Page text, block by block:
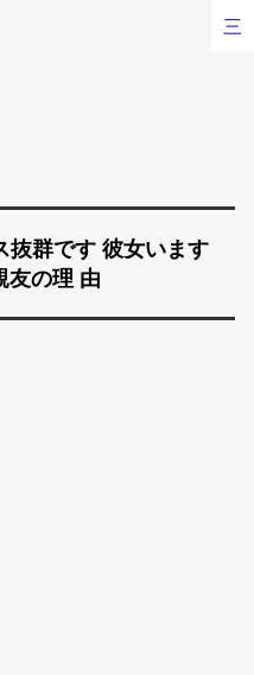
抜群です 彼女います
友の理 由
三